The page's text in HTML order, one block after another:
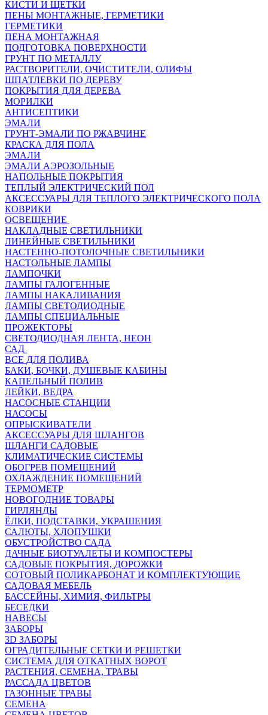
КИСТИ И ЩЕТКИ
ПЕНЫ МОНТАЖНЫЕ, ГЕРМЕТИКИ
ГЕРМЕТИКИ
ПЕНА МОНТАЖНАЯ
ПОДГОТОВКА ПОВЕРХНОСТИ
ГРУНТ ПО МЕТАЛЛУ
РАСТВОРИТЕЛИ, ОЧИСТИТЕЛИ, ОЛИФЫ
ШПАТЛЕВКИ ПО ДЕРЕВУ
ПОКРЫТИЯ ДЛЯ ДЕРЕВА
МОРИЛКИ
АНТИСЕПТИКИ
ЭМАЛИ
ГРУНТ-ЭМАЛИ ПО РЖАВЧИНЕ
КРАСКА ДЛЯ ПОЛА
ЭМАЛИ
ЭМАЛИ АЭРОЗОЛЬНЫЕ
НАПОЛЬНЫЕ ПОКРЫТИЯ
ТЕПЛЫЙ ЭЛЕКТРИЧЕСКИЙ ПОЛ
АКСЕССУАРЫ ДЛЯ ТЕПЛОГО ЭЛЕКТРИЧЕСКОГО ПОЛА
КОВРИКИ
ОСВЕЩЕНИЕ
НАКЛАДНЫЕ СВЕТИЛЬНИКИ
ЛИНЕЙНЫЕ СВЕТИЛЬНИКИ
НАСТЕННО-ПОТОЛОЧНЫЕ СВЕТИЛЬНИКИ
НАСТОЛЬНЫЕ ЛАМПЫ
ЛАМПОЧКИ
ЛАМПЫ ГАЛОГЕННЫЕ
ЛАМПЫ НАКАЛИВАНИЯ
ЛАМПЫ СВЕТОДИОДНЫЕ
ЛАМПЫ СПЕЦИАЛЬНЫЕ
ПРОЖЕКТОРЫ
СВЕТОДИОДНАЯ ЛЕНТА, НЕОН
САД
ВСЕ ДЛЯ ПОЛИВА
БАКИ, БОЧКИ, ДУШЕВЫЕ КАБИНЫ
КАПЕЛЬНЫЙ ПОЛИВ
ЛЕЙКИ, ВЕДРА
НАСОСНЫЕ СТАНЦИИ
НАСОСЫ
ОПРЫСКИВАТЕЛИ
АКСЕССУАРЫ ДЛЯ ШЛАНГОВ
ШЛАНГИ САДОВЫЕ
КЛИМАТИЧЕСКИЕ СИСТЕМЫ
ОБОГРЕВ ПОМЕЩЕНИЙ
ОХЛАЖДЕНИЕ ПОМЕЩЕНИЙ
ТЕРМОМЕТР
НОВОГОДНИЕ ТОВАРЫ
ГИРЛЯНДЫ
ЁЛКИ, ПОДСТАВКИ, УКРАШЕНИЯ
САЛЮТЫ, ХЛОПУШКИ
ОБУСТРОЙСТВО САДА
ДАЧНЫЕ БИОТУАЛЕТЫ И КОМПОСТЕРЫ
САДОВЫЕ ПОКРЫТИЯ, ДОРОЖКИ
СОТОВЫЙ ПОЛИКАРБОНАТ И КОМПЛЕКТУЮЩИЕ
САДОВАЯ МЕБЕЛЬ
БАССЕЙНЫ, ХИМИЯ, ФИЛЬТРЫ
БЕСЕДКИ
НАВЕСЫ
ЗАБОРЫ
3D ЗАБОРЫ
ОГРАДИТЕЛЬНЫЕ СЕТКИ И РЕШЕТКИ
СИСТЕМА ДЛЯ ОТКАТНЫХ ВОРОТ
РАСТЕНИЯ, СЕМЕНА, ТРАВЫ
РАССАДА ЦВЕТОВ
ГАЗОННЫЕ ТРАВЫ
СЕМЕНА